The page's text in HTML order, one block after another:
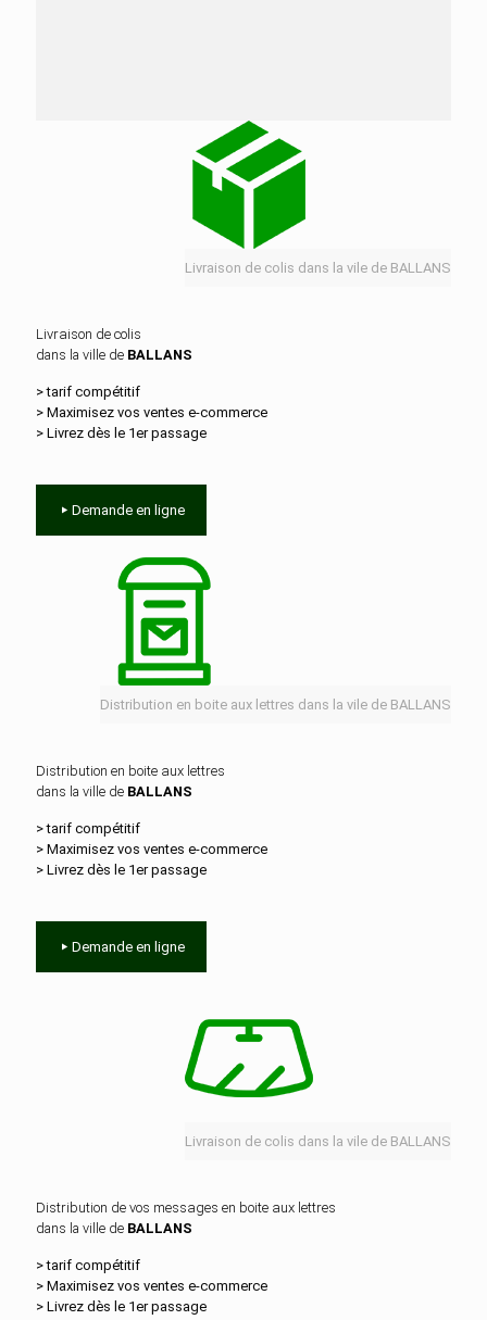
Livraison de colis dans la vile de BALLANS
Livraison de colis
dans la ville de BALLANS
> tarif compétitif
> Maximisez vos ventes e‑commerce
> Livrez dès le 1er passage
Demande en ligne
Distribution en boite aux lettres dans la vile de BALLANS
Distribution en boite aux lettres
dans la ville de BALLANS
> tarif compétitif
> Maximisez vos ventes e‑commerce
> Livrez dès le 1er passage
Demande en ligne
Livraison de colis dans la vile de BALLANS
Distribution de vos messages en boite aux lettres
dans la ville de BALLANS
> tarif compétitif
> Maximisez vos ventes e‑commerce
> Livrez dès le 1er passage